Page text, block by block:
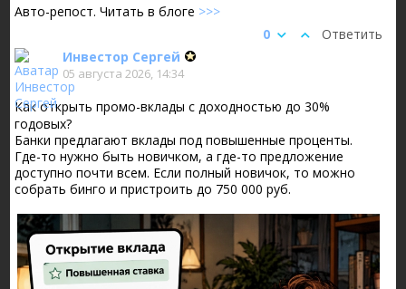
Авто-репост. Читать в блоге >>>
Ответить
0
Инвестор Сергей
05 августа 2026, 14:34
Как открыть промо-вклады с доходностью до 30%
годовых?
Банки предлагают вклады под повышенные проценты.
Где-то нужно быть новичком, а где-то предложение
доступно почти всем. Если полный новичок, то можно
собрать бинго и пристроить до 750 000 руб.